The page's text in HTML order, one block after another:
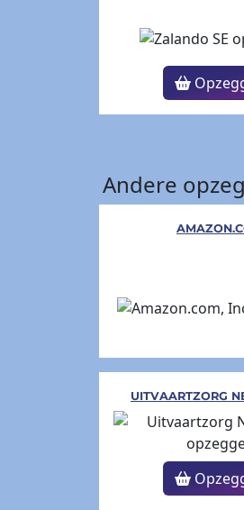
Andere
UITVAARTZORG